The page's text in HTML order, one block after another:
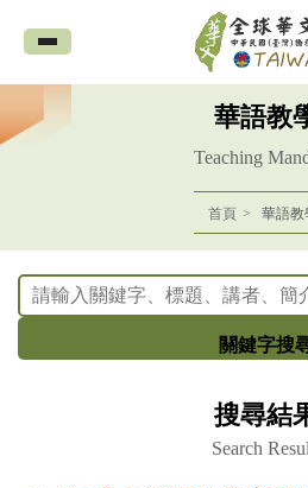
全
球
華
網
中
華語教
Teaching
首頁 華語教
關鍵字搜
搜尋結
Search